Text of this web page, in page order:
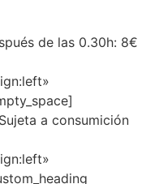
de las 0.30h: 8€
a consumición